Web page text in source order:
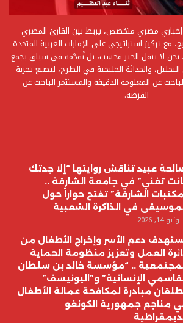
إخباري مصري متخصص، يربط بين القارئ المصري
مع تركيز استراتيجي على الإمارات العربية المتحدة
نحن لا ننقل الخبر فحسب، بل نُقدّمه في سياق يجمع
والحداثة الخليجية في الطرح، لنصنع تجربة
عن المعلومة الدقيقة والمستثمر الباحث عن
الفرصة.
عبيد تناقش روايتها “إلا جدتك
تغني” في جامعة الشارقة ..
الشارقة” تفتح حواراً حول
الموسيقى في الذاكرة الشعبية
يونيو 14, 2026
دعم الأسر وإخراج الأطفال من
العمل وتعزيز منظومة الحماية
المجتمعية .. “مؤسسة خالد بن سلطان
القاسمي الإنسانية” و”اليونيسف”
مبادرة لمكافحة عمالة الأطفال
مناجم جمهورية الكونغو
الديمقراطية